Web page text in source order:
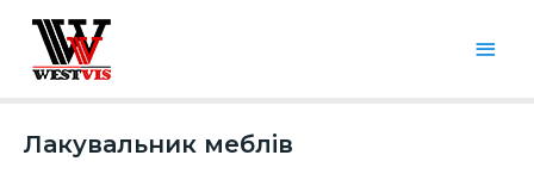
Лакувальник меблів